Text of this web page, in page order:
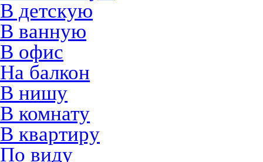
В детскую
В ванную
В офис
На балкон
В нишу
В комнату
В квартиру
По виду